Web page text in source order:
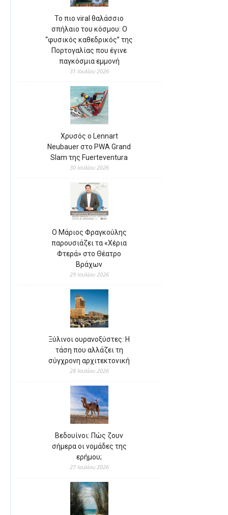
Το πιο viral θαλάσσιο
σπήλαιο του κόσμου: Ο
“φυσικός καθεδρικός” της
Πορτογαλίας που έγινε
παγκόσμια εμμονή
31 Ιουλίου 2026
Χρυσός ο Lennart
Neubauer στο PWA Grand
Slam της Fuerteventura
30 Ιουλίου 2026
Ο Μάριος Φραγκούλης
παρουσιάζει τα «Χέρια
Φτερά» στο Θέατρο
Βράχων
29 Ιουλίου 2026
Ξύλινοι ουρανοξύστες: Η
τάση που αλλάζει τη
σύγχρονη αρχιτεκτονική
28 Ιουλίου 2026
Βεδουίνοι: Πώς ζουν
σήμερα οι νομάδες της
ερήμου;
27 Ιουλίου 2026